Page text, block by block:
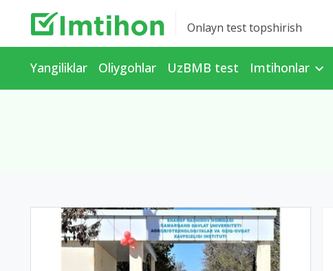
Onlayn test topshirish
Yangiliklar Oliygohlar UzBMB test Imtihonlar